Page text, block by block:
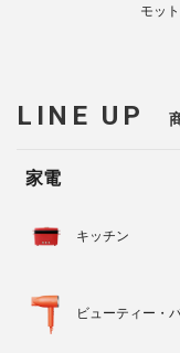
モッ
LINE UP
家電
キッチン
ビューティー・